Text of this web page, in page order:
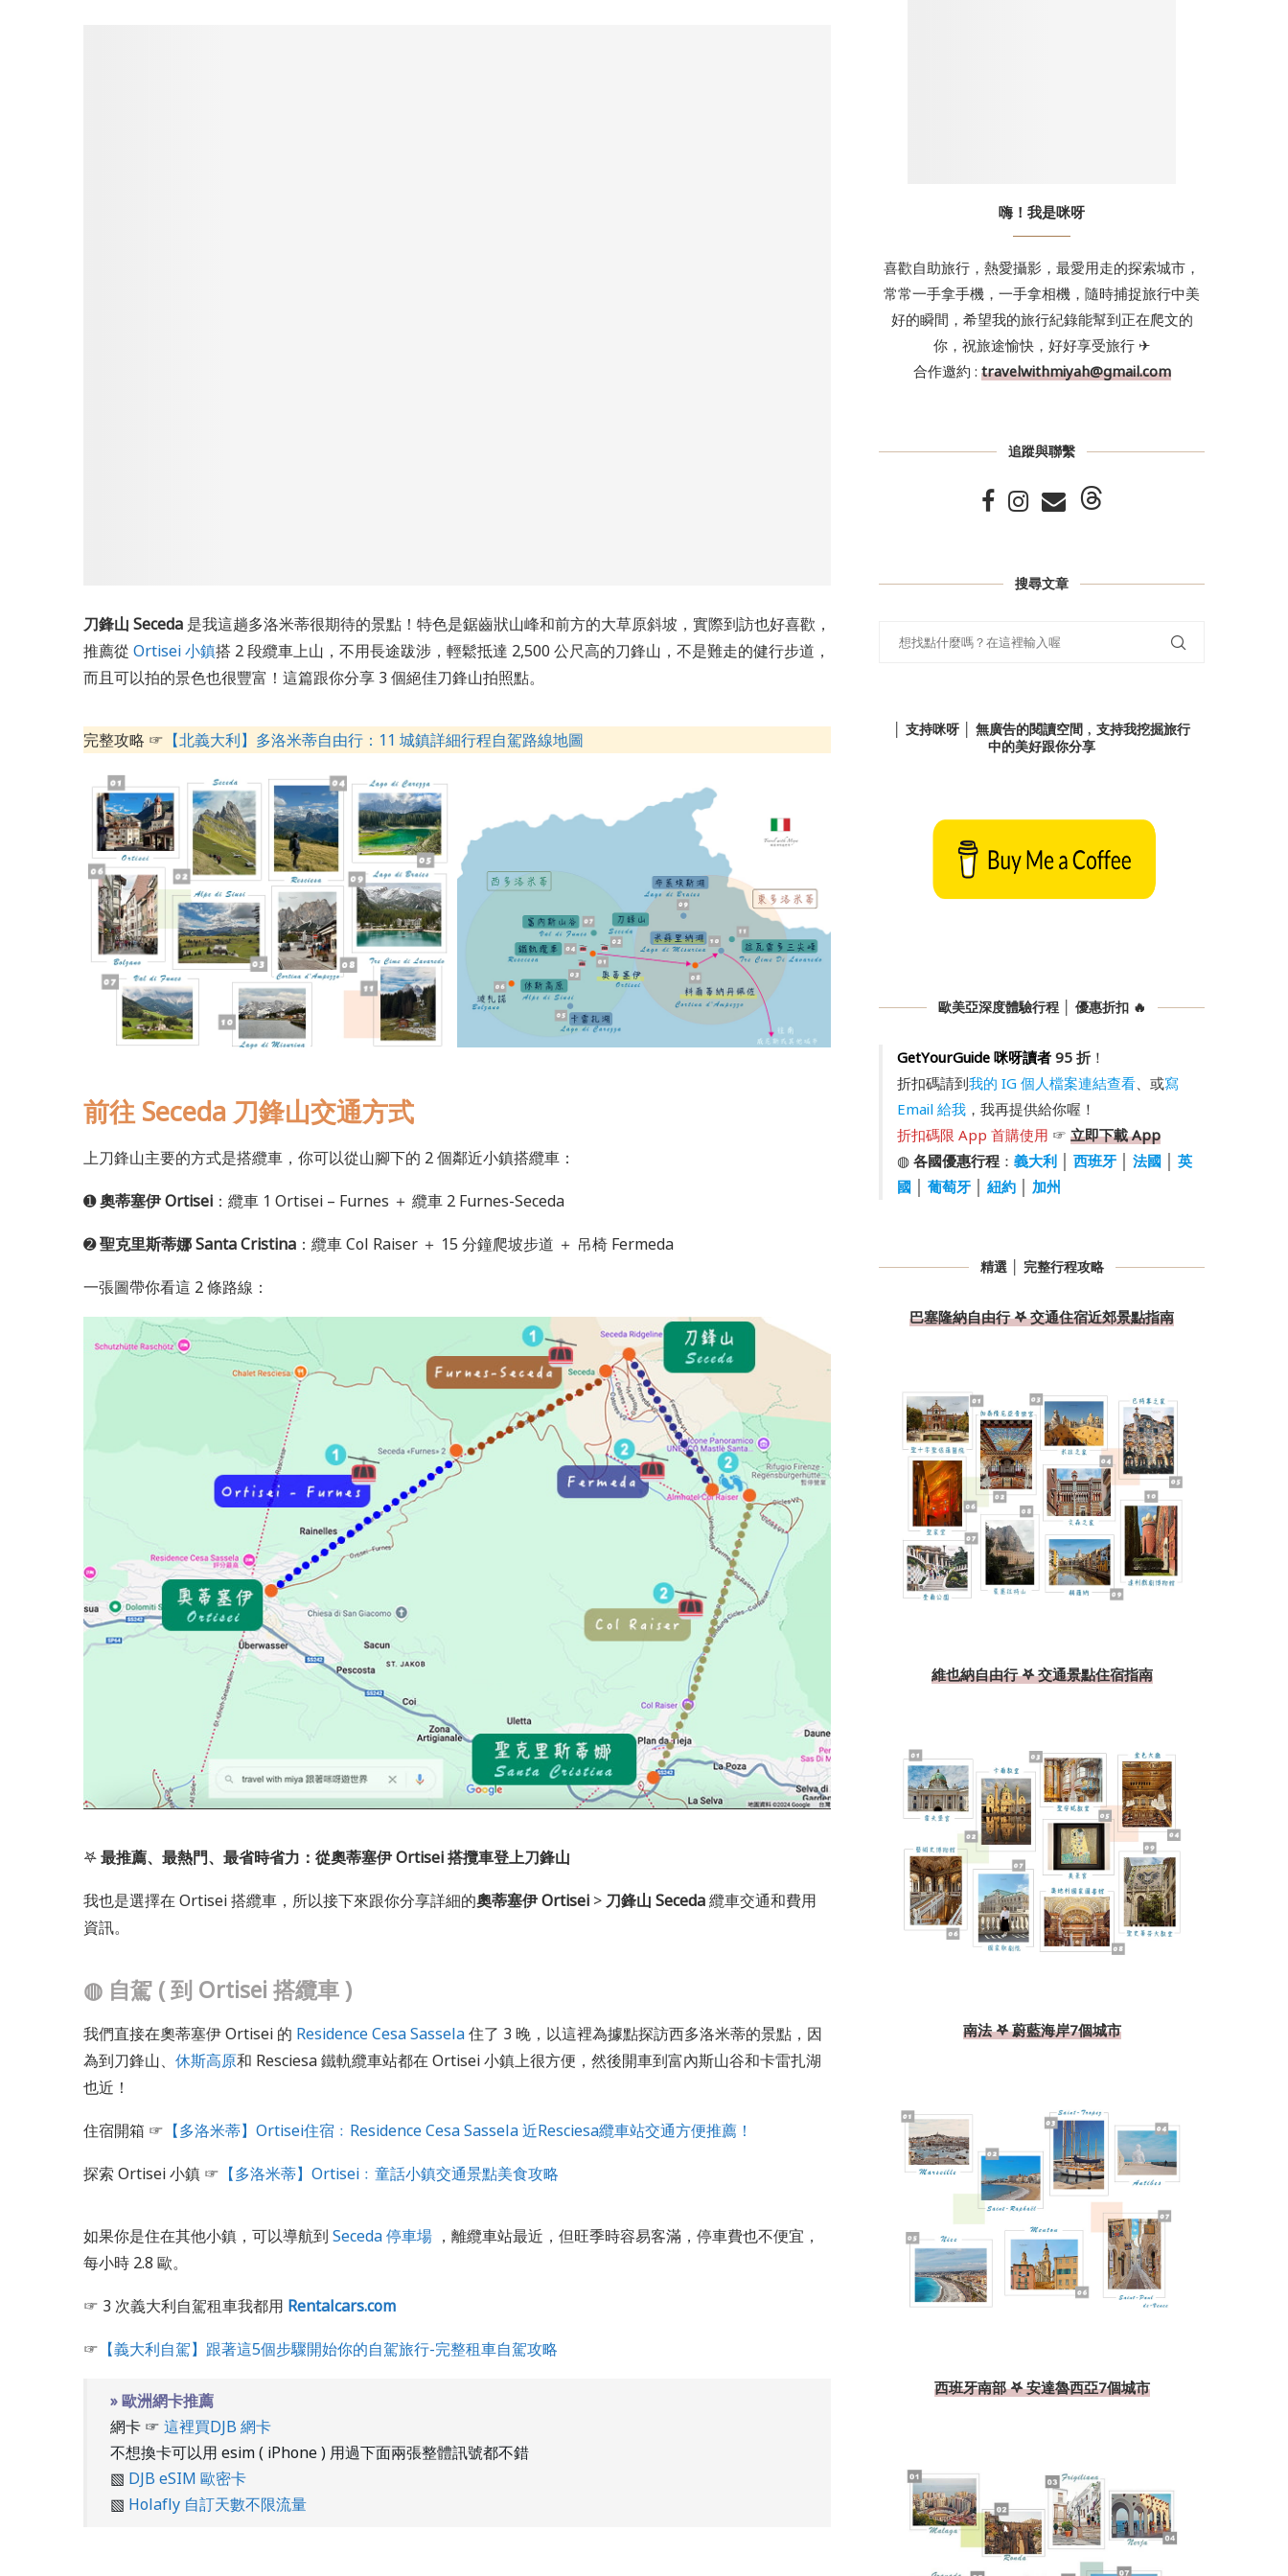
刀鋒山 Seceda 是我這趟多洛米蒂很期待的景點！特色是鋸齒狀山峰和前方的大草原斜坡，實際到訪也好喜歡，
推薦從 Ortisei 小鎮搭 2 段纜車上山，不用長途跋涉，輕鬆抵達 2,500 公尺高的刀鋒山，不是難走的健行步道，
而且可以拍的景色也很豐富！這篇跟你分享 3 個絕佳刀鋒山拍照點。
完整攻略 ☞ 【北義大利】多洛米蒂自由行：11 城鎮詳細行程自駕路線地圖
前往 Seceda 刀鋒山交通方式
上刀鋒山主要的方式是搭纜車，你可以從山腳下的 2 個鄰近小鎮搭纜車：
➊奧蒂塞伊 Ortisei ：纜車 1 Ortisei – Furnes ＋ 纜車 2 Furnes-Seceda
➋聖克里斯蒂娜 Santa Cristina ：纜車 Col Raiser ＋ 15 分鐘爬坡步道 ＋ 吊椅 Fermeda
一張圖帶你看這 2 條路線：
𖤐最推薦、最熱門、最省時省力：從奧蒂塞伊 Ortisei 搭攬車登上刀鋒山
我也是選擇在 Ortisei 搭纜車，所以接下來跟你分享詳細的奧蒂塞伊 Ortisei > 刀鋒山 Seceda纜車交通和費用
資訊。
◍ 自駕 ( 到 Ortisei 搭纜車 )
我們直接在奧蒂塞伊 Ortisei 的 Residence Cesa Sassela住了 3 晚，以這裡為據點探訪西多洛米蒂的景點，因
為到刀鋒山、 休斯高原和 Resciesa 鐵軌纜車站都在 Ortisei 小鎮上很方便，然後開車到富內斯山谷和卡雷扎湖
也近！
住宿開箱 ☞ 【多洛米蒂】Ortisei住宿﹕Residence Cesa Sassela 近Resciesa纜車站交通方便推薦！
探索 Ortisei 小鎮 ☞ 【多洛米蒂】Ortisei﹕童話小鎮交通景點美食攻略
如果你是住在其他小鎮，可以導航到 Seceda 停車場 ，離纜車站最近，但旺季時容易客滿，停車費也不便宜，
每小時 2.8 歐。
☞ 3 次義大利自駕租車我都用 Rentalcars.com
☞ 【義大利自駕】跟著這5個步驟開始你的自駕旅行-完整租車自駕攻略
» 歐洲網卡推薦
網卡 ☞ 這裡買DJB 網卡
不想換卡可以用 esim ( iPhone ) 用過下面兩張整體訊號都不錯
▧ DJB eSIM 歐密卡
▧ Holafly 自訂天數不限流量
嗨！我是咪呀
喜歡自助旅行，熱愛攝影，最愛用走的探索城市，
常常一手拿手機，一手拿相機，隨時捕捉旅行中美
好的瞬間，希望我的旅行紀錄能幫到正在爬文的
你，祝旅途愉快，好好享受旅行 ✈
合作邀約 : travelwithmiyah@gmail.com
追蹤與聯繫
搜尋文章
│ 支持咪呀 │ 無廣告的閱讀空間﹐支持我挖掘旅行
中的美好跟你分享
歐美亞深度體驗行程 │ 優惠折扣 🔥
GetYourGuide 咪呀讀者95 折！
折扣碼請到我的 IG 個人檔案連結查看、或寫
Email 給我，我再提供給你喔！
折扣碼限 App 首購使用 ☞ 立即下載 App
◍ 各國優惠行程： 義大利│ 西班牙│ 法國
英
國
葡萄牙│ 紐約│ 加州
精選 │ 完整行程攻略
巴塞隆納自由行 𖤐 交通住宿近郊景點指南
維也納自由行 𖤐 交通景點住宿指南
南法 𖤐 蔚藍海岸7個城市
西班牙南部 𖤐 安達魯西亞7個城市